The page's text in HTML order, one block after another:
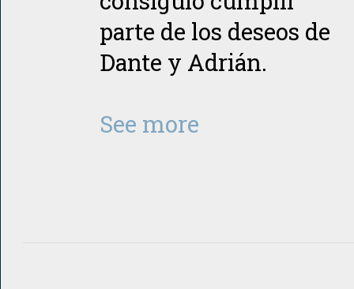
parte de los deseos de
Dante y Adrián.
See more